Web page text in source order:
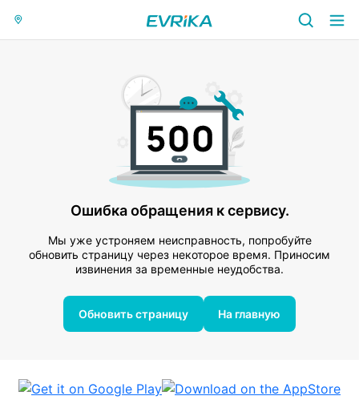
Ошибка обращения к сервису.
Мы уже устроняем неисправность, попробуйте
обновить страницу через некоторое время. Приносим
извинения за временные неудобства.
Обновить страницу На главную